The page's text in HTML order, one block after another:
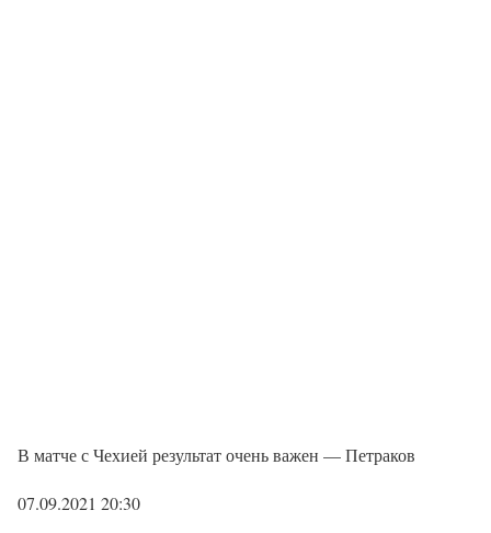
В матче с Чехией результат очень важен — Петраков
07.09.2021 20:30